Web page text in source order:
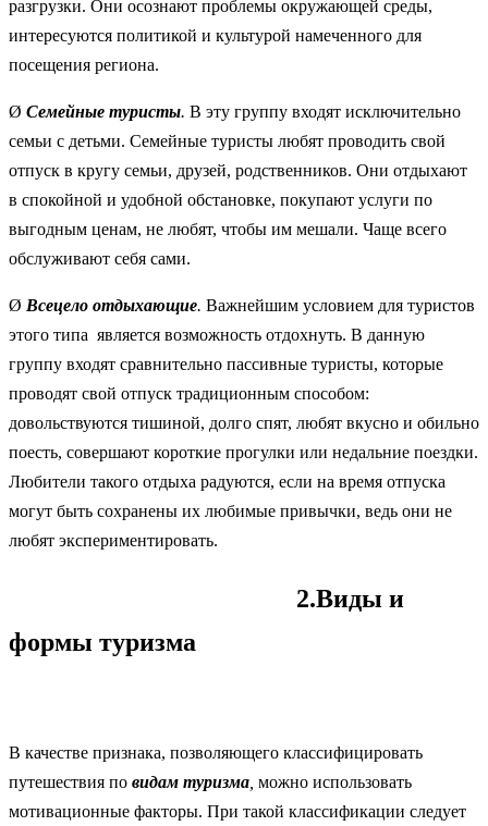
разгрузки. Они осознают проблемы окружающей среды,
интересуются политикой и культурой намеченного для
посещения региона.
Ø Семейные туристы. В эту группу входят исключительно
семьи с детьми. Семейные туристы любят проводить свой
отпуск в кругу семьи, друзей, родственников. Они отдыхают
в спокойной и удобной обстановке, покупают услуги по
выгодным ценам, не любят, чтобы им мешали. Чаще всего
обслуживают себя сами.
Ø Всецело отдыхающие. Важнейшим условием для туристов
этого типа является возможность отдохнуть. В данную
группу входят сравнительно пассивные туристы, которые
проводят свой отпуск традиционным способом:
довольствуются тишиной, долго спят, любят вкусно и обильно
поесть, совершают короткие прогулки или недальние поездки.
Любители такого отдыха радуются, если на время отпуска
могут быть сохранены их любимые привычки, ведь они не
любят экспериментировать.
2.Виды и
формы туризма
В качестве признака, позволяющего классифицировать
путешествия по видам туризма можно использовать
мотивационные факторы. При такой классификации следует